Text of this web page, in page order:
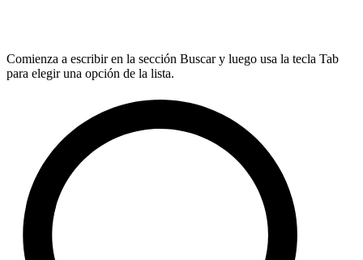
Comienza a escribir en la sección Buscar y luego usa la tecla Tab
para elegir una opción de la lista.